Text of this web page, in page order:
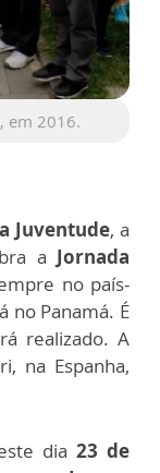
em 2016.
Juventude, a
a Jornada
no país-
no Panamá. É
realizado. A
na Espanha,
dia23 de